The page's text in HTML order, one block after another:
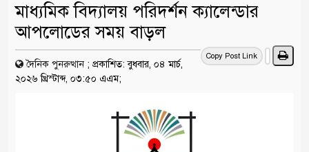
মাধ্যমিক বিদ্যালয় পরিদর্শন ক্যালেন্ডার
আপলোডের সময় বাড়ল
Copy Post Link
দৈনিক পুনরুত্থান ; প্রকাশিত: বুধবার, ০৪ মার্চ,
২০২৬ খ্রিস্টাব্দ, ০৩:৫০ এএম;